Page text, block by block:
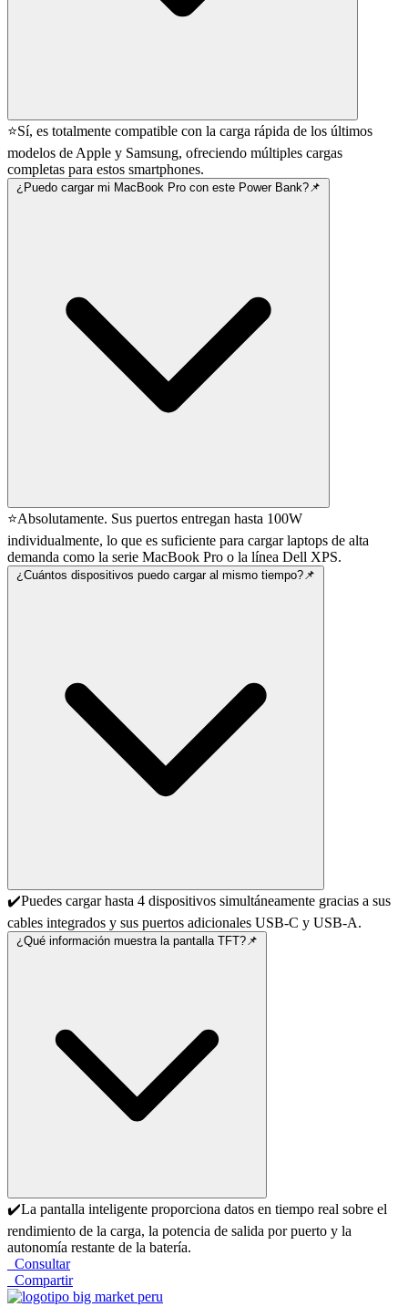
⭐Sí, es totalmente compatible con la carga rápida de los últimos
modelos de Apple y Samsung, ofreciendo múltiples cargas
completas para estos smartphones.
¿Puedo cargar mi MacBook Pro con este Power Bank?📌
⭐Absolutamente. Sus puertos entregan hasta 100W
individualmente, lo que es suficiente para cargar laptops de alta
demanda como la serie MacBook Pro o la línea Dell XPS.
¿Cuántos dispositivos puedo cargar al mismo tiempo?📌
✔️Puedes cargar hasta 4 dispositivos simultáneamente gracias a sus
cables integrados y sus puertos adicionales USB-C y USB-A.
¿Qué información muestra la pantalla TFT?📌
✔️La pantalla inteligente proporciona datos en tiempo real sobre el
rendimiento de la carga, la potencia de salida por puerto y la
autonomía restante de la batería.
Consultar
Compartir